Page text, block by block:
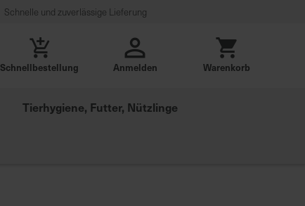
Schnelle und zuverlässige Lieferung
Schnellbestellung Anmelden Warenkorb
Tierhygiene, Futter, Nützlinge